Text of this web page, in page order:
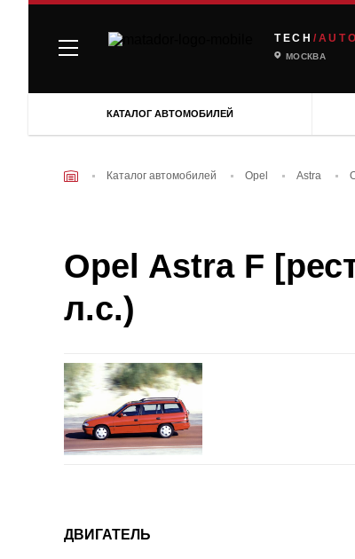
TECH /AUTO
МОСКВА
КАТАЛОГ АВТОМОБИЛЕЙ
Каталог автомобилей Opel Astra
Opel Astra F
л.с.)
ДВИГАТЕЛЬ